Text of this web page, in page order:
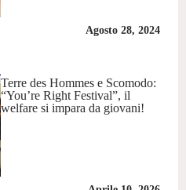
Agosto 28, 2024
Terre des Hommes e Scomodo:
“You’re Right Festival”, il
welfare si impara da giovani!